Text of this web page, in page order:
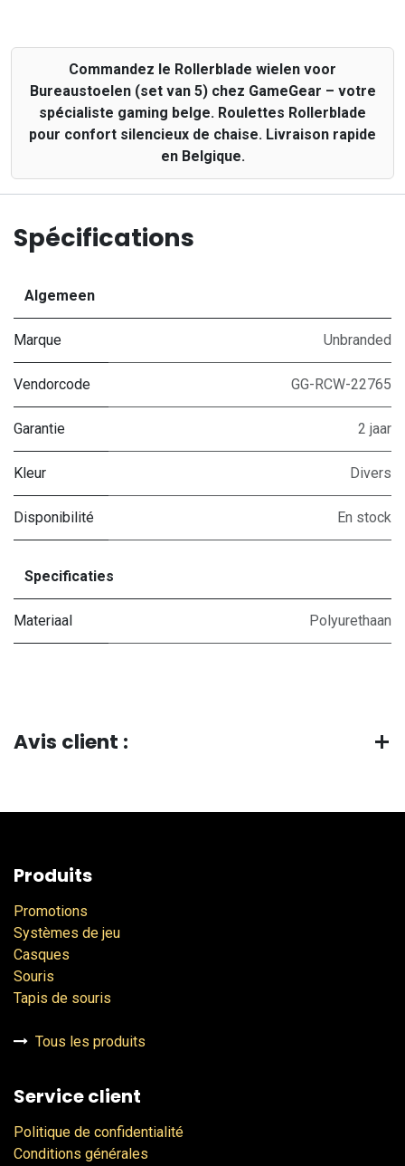
Commandez le Rollerblade wielen voor
Bureaustoelen (set van 5) chez GameGear – votre
spécialiste gaming belge. Roulettes Rollerblade
pour confort silencieux de chaise. Livraison rapide
en Belgique.
Spécifications
Algemeen
Marque Unbranded
Vendorcode GG-RCW-22765
Garantie 2 jaar
Kleur Divers
Disponibilité En stock
Specificaties
Materiaal Polyurethaan
Avis client :
Produits
Promotions
Systèmes de jeu
Casques
Souris
Tapis de souris
Tous les produits
Service client
Politique de confidentialité
Conditions générales